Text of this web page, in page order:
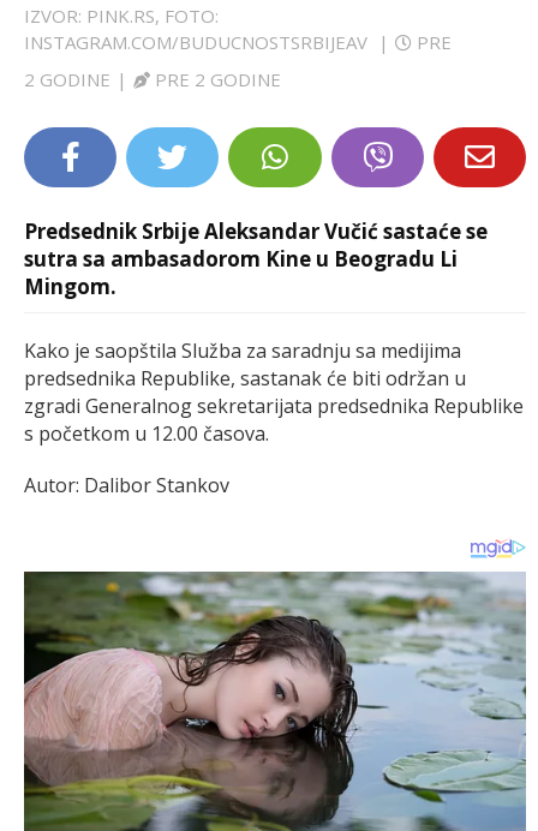
EXTRA
IZVOR: PINK.RS, FOTO:
INSTAGRAM.COM/BUDUCNOSTSRBIJEAV
|
PRE
2 GODINE | PRE 2 GODINE
Predsednik Srbije Aleksandar Vučić sastaće se
sutra sa ambasadorom Kine u Beogradu Li
Mingom.
Kako je saopštila Služba za saradnju sa medijima
predsednika Republike, sastanak će biti održan u
zgradi Generalnog sekretarijata predsednika Republike
s početkom u 12.00 časova.
Autor: Dalibor Stankov